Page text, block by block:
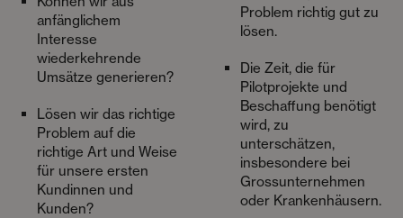
anfänglichem
Interesse
wiederkehrende
Umsätze generieren?
Lösen wir das richtige
Problem auf die
richtige Art und Weise
für unsere ersten
Kundinnen und
Kunden?
Problem richtig gut zu
lösen.
Die Zeit, die für
Pilotprojekte und
Beschaffung benötigt
wird, zu
unterschätzen,
insbesondere bei
Grossunternehmen
oder Krankenhäusern.